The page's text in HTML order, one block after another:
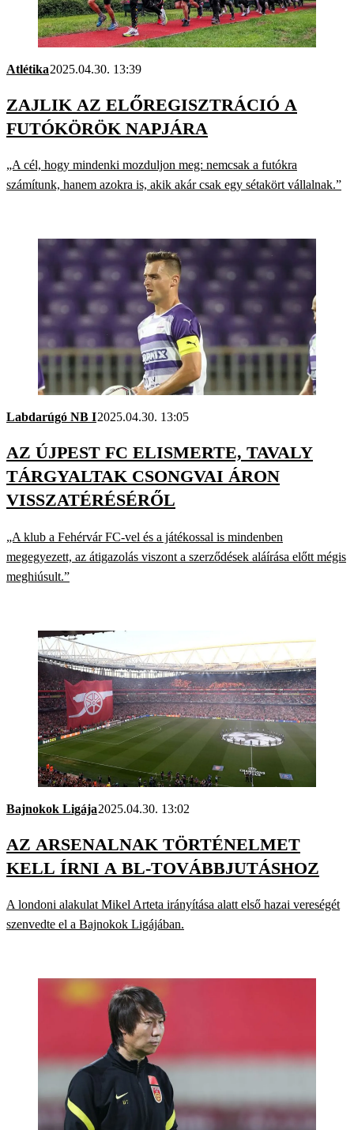
Atlétika2025.04.30. 13:39
ZAJLIK AZ ELŐREGISZTRÁCIÓ A
FUTÓKÖRÖK NAPJÁRA
„A cél, hogy mindenki mozduljon meg: nemcsak a futókra
számítunk, hanem azokra is, akik akár csak egy sétakört vállalnak.”
Labdarúgó NB I2025.04.30. 13:05
AZ ÚJPEST FC ELISMERTE, TAVALY
TÁRGYALTAK CSONGVAI ÁRON
VISSZATÉRÉSÉRŐL
„A klub a Fehérvár FC-vel és a játékossal is mindenben
megegyezett, az átigazolás viszont a szerződések aláírása előtt mégis
meghiúsult.”
Bajnokok Ligája2025.04.30. 13:02
AZ ARSENALNAK TÖRTÉNELMET
KELL ÍRNI A BL-TOVÁBBJUTÁSHOZ
A londoni alakulat Mikel Arteta irányítása alatt első hazai vereségét
szenvedte el a Bajnokok Ligájában.